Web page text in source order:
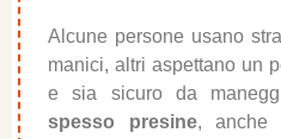
Alcune persone usano
manici, altri aspettano un
e sia sicuro da
spesso presine, anche